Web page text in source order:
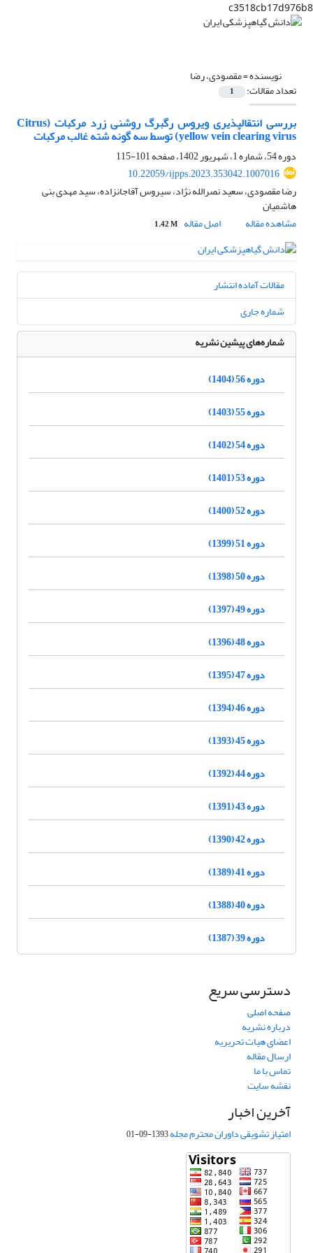
c3518cb17d976b8
نویسنده =مقصودی، رضا
تعداد مقالات: 1
بررسی انتقالپذیری ویروس رگبرگ روشنی زرد مرکبات (Citrus
yellow vein clearing virus) توسط سه گونه شته‌ غالب مرکبات
دوره 54، شماره 1، شهریور 1402، صفحه
101-115
10.22059/ijpps.2023.353042.1007016
رضا مقصودی، سعید نصرالله نژاد، سیروس آقاجانزاده، سید مهدی بنی
هاشمیان
مشاهده مقاله
اصل مقاله 1.42 M
مقالات آماده انتشار
شماره جاری
شماره‌های پیشین نشریه
دوره 56 (1404)
دوره 55 (1403)
دوره 54 (1402)
دوره 53 (1401)
دوره 52 (1400)
دوره 51 (1399)
دوره 50 (1398)
دوره 49 (1397)
دوره 48 (1396)
دوره 47 (1395)
دوره 46 (1394)
دوره 45 (1393)
دوره 44 (1392)
دوره 43 (1391)
دوره 42 (1390)
دوره 41 (1389)
دوره 40 (1388)
دوره 39 (1387)
دسترسی سریع
صفحه اصلی
درباره نشریه
اعضای هیات تحریریه
ارسال مقاله
تماس با ما
نقشه سایت
آخرین اخبار
امتیاز تشویقی داوران محترم مجله1393-09-01